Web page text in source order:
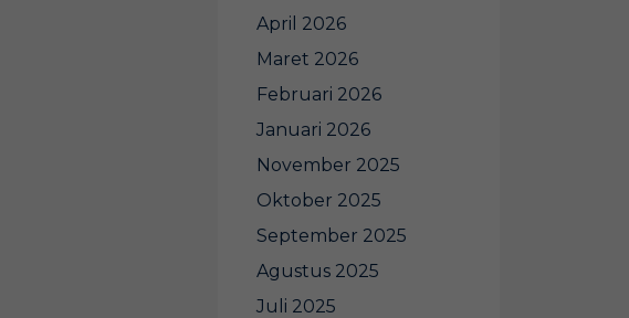
April 2026
Maret 2026
Februari 2026
Januari 2026
November 2025
Oktober 2025
September 2025
Agustus 2025
Juli 2025